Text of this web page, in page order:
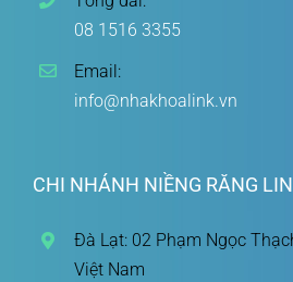
08 1516 3355
Email:
info@nhakhoalink.vn
CHI NHÁNH NIỀNG RĂNG
Đà Lạt: 02 Phạm Ngọc
Việt Nam